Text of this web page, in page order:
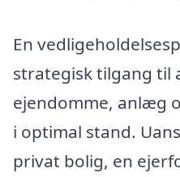
En
strategisk tilgang til
ejendomme, anlæg
i optimal stand.
privat bolig, en